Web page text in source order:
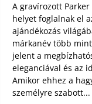
A gravírozott
helyet foglalnak el
ajándékozás
márkanév több
jelent a
eleganciával és az
Amikor ehhez a
személyre szabott...